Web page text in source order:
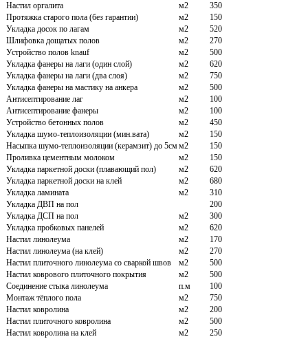
Настил оргалита
м2
350
Протяжка старого пола (без гарантии)
м2
150
Укладка досок по лагам
м2
520
Шлифовка дощатых полов
м2
270
Устройство полов knauf
м2
500
Укладка фанеры на лаги (один слой)
м2
620
Укладка фанеры на лаги (два слоя)
м2
750
Укладка фанеры на мастику на анкера
м2
500
Антисептирование лаг
м2
100
Антисептирование фанеры
м2
100
Устройство бетонных полов
м2
450
Укладка шумо-теплоизоляции (мин.вата)
м2
150
Насыпка шумо-теплоизоляции (керамзит) до 5смм2
150
Проливка цементным молоком
м2
150
Укладка паркетной доски (плавающий пол)
м2
620
Укладка паркетной доски на клей
м2
680
Укладка ламината
м2
310
Укладка ДВП на пол
200
Укладка ДСП на пол
м2
300
Укладка пробковых панелей
м2
620
Настил линолеума
м2
170
Настил линолеума (на клей)
м2
270
Настил плиточного линолеума со сваркой швов
м2
500
Настил коврового плиточного покрытия
м2
500
Соединение стыка линолеума
п.м
100
Монтаж тёплого пола
м2
750
Настил ковролина
м2
200
Настил плиточного ковролина
м2
500
Настил ковролина на клей
м2
250